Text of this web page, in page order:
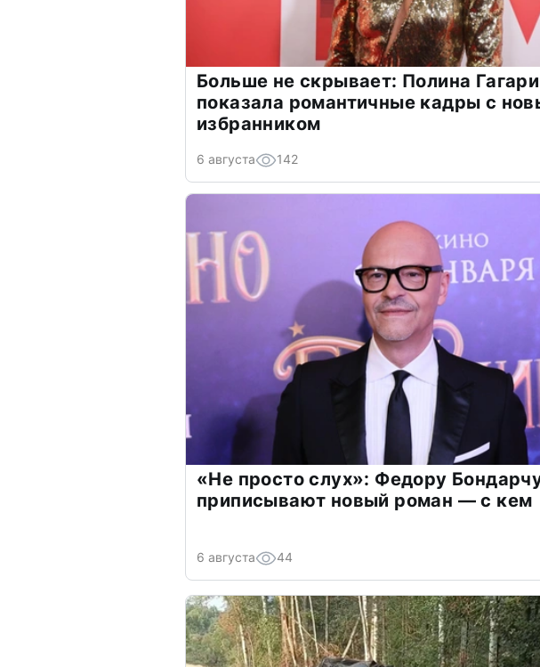
Больше не скрывает: Полина
показала романтичные кадры с
избранником
6 августа 142
«Не просто слух»: Федору
приписывают новый роман — с кем
6 августа 44